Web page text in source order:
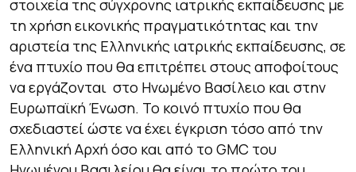
στοιχεία της σύγχρονης ιατρικής εκπαίδευσης με
τη χρήση εικονικής πραγματικότητας και την
αριστεία της Ελληνικής ιατρικής εκπαίδευσης, σε
ένα πτυχίο που θα επιτρέπει στους αποφοίτους
να εργάζονται στο Ηνωμένο Βασίλειο και στην
Ευρωπαϊκή Ένωση. Το κοινό πτυχίο που θα
σχεδιαστεί ώστε να έχει έγκριση τόσο από την
Ελληνική Αρχή όσο και από το GMC του